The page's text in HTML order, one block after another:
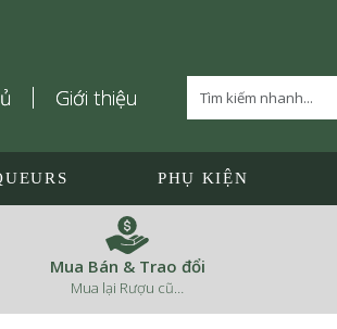
Giới thiệu
PHỤ KIỆN
Mua Bán & Trao đổi
Mua lại Rượu cũ…